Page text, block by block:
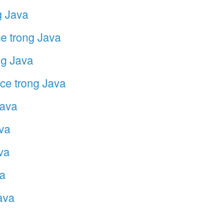
Java
trong Java
Java
trong Java